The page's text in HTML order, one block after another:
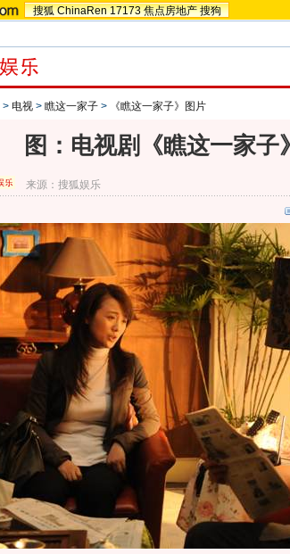
搜狐 ChinaRen 17173 焦点房地产 搜狗
> 电视 > 瞧这一家子 > 《瞧这一家子》图片
图：电视剧《瞧这一家
来源：搜狐娱乐